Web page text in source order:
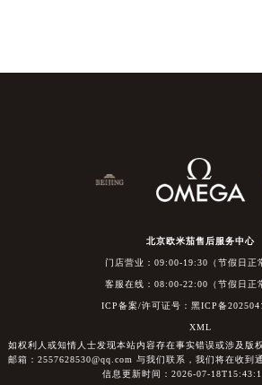
北京欧米茄售后服务中心
门店营业：09:00-19:30（节假日正
客服在线：08:00-22:00（节假日正
ICP备案/许可证号：黑ICP备
XML
如权利人或知情人士发现本站内容存在事实错误或涉及版
邮箱：2557628530@qq.com 与我们联系，我们将在收到
信息更新时间：2026-07-